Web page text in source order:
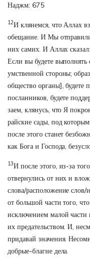
Наджм: 675
12И клянемся, что Аллах
обещание. И Мы
них самих. И Аллах
Если вы будете выполнять
умственной стороны;
общество органы], будете
посланников, будете
заем, клянусь, что Я
райские сады, под
после этого станет
как Бога и Господа,
13И после этого, из-за
отвернулись от них и
слова/расположение слов/
от большой части того,
исключением малой части
их предательством. И,
придавай значения.
добрые-благие дела.